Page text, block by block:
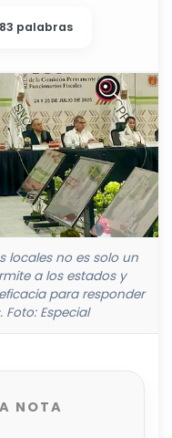
palabras
locales no es solo un
a los estados y
para responder
Especial
NOTA